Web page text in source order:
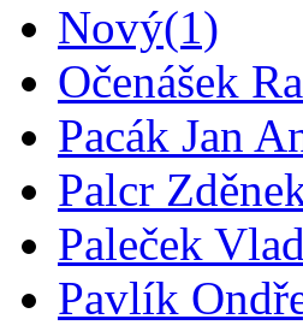
Nový(1)
Očenášek
Pacák Jan
Palcr
Paleček
Pavlík